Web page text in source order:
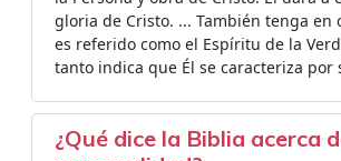
gloria de Cristo. ... También tenga en
es referido como el Espíritu de la
tanto indica que Él se caracteriza por
¿Qué dice la Biblia acerca